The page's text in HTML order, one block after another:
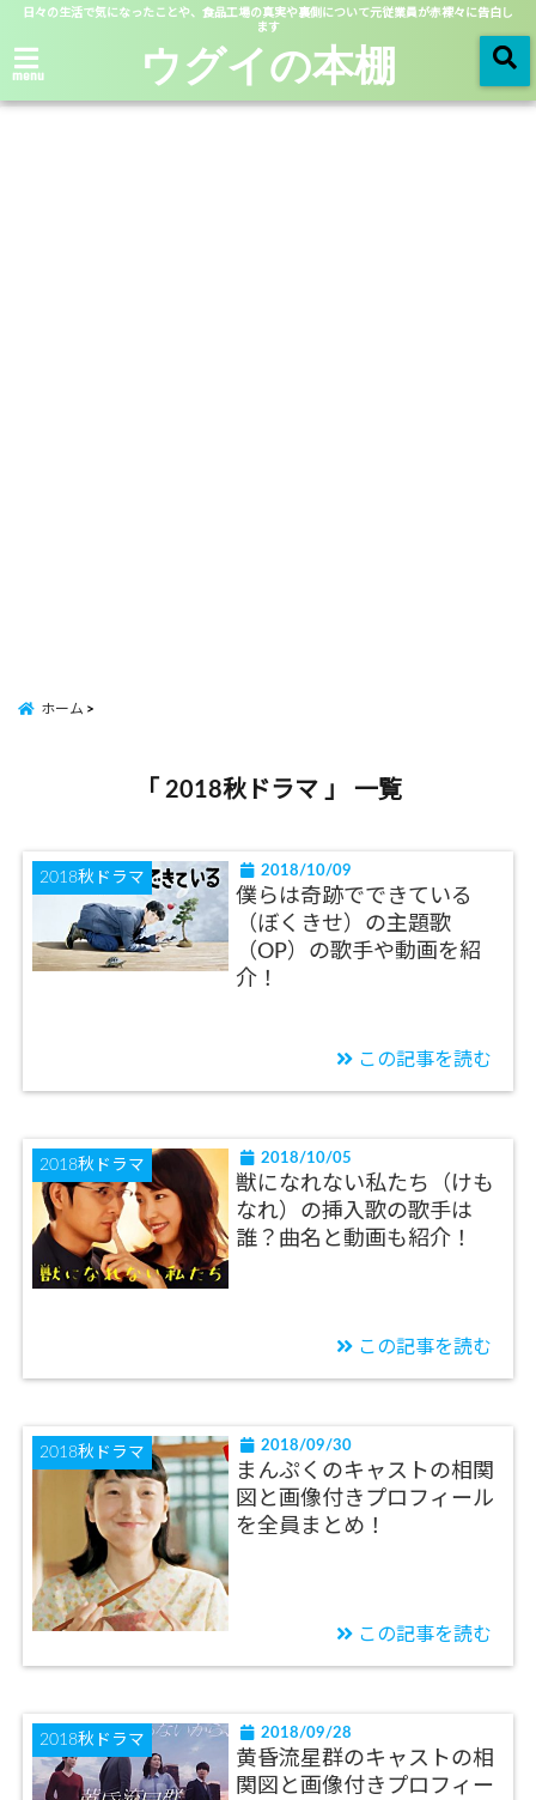
日々の生活で気になったことや、食品工場の真実や裏側について元従業員が赤裸々に告白し
ます
menu ウグイの本棚
ホーム
「 2018秋ドラマ 」 一覧
2018秋ドラマ 2018/10/09
僕らは奇跡でできている
（ぼくきせ）の主題歌
（OP）の歌手や動画を紹
介！
この記事を読む
2018秋ドラマ 2018/10/05
獣になれない私たち（けも
なれ）の挿入歌の歌手は
誰？曲名と動画も紹介！
この記事を読む
2018秋ドラマ 2018/09/30
まんぷくのキャストの相関
図と画像付きプロフィール
を全員まとめ！
この記事を読む
2018秋ドラマ 2018/09/28
黄昏流星群のキャストの相
関図と画像付きプロフィー